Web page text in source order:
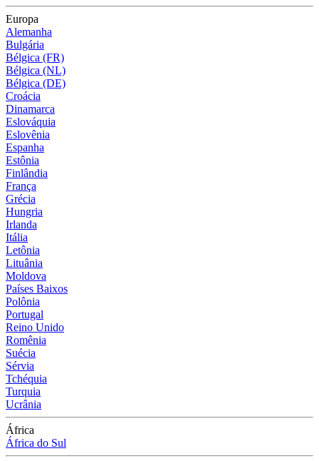
Europa
Alemanha
Bulgária
Bélgica (FR)
Bélgica (NL)
Bélgica (DE)
Croácia
Dinamarca
Eslováquia
Eslovênia
Espanha
Estônia
Finlândia
França
Grécia
Hungria
Irlanda
Itália
Letônia
Lituânia
Moldova
Países Baixos
Polônia
Portugal
Reino Unido
Romênia
Suécia
Sérvia
Tchéquia
Turquia
Ucrânia
África
África do Sul